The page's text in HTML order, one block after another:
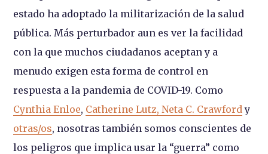
estado ha adoptado la militarización de la salud
pública. Más perturbador aun es ver la facilidad
con la que muchos ciudadanos aceptan y a
menudo exigen esta forma de control en
respuesta a la pandemia de COVID-19. Como
Cynthia Enloe, Catherine Lutz, Neta C. Crawford y
otras/os, nosotras también somos conscientes de
los peligros que implica usar la “guerra” como